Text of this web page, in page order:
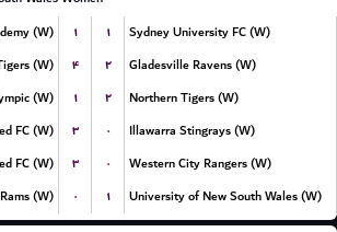
(W)
۱ ۱
Sydney University FC (W)
(W)
۴ ۲
Gladesville Ravens (W)
(W)
۱ ۲
Northern Tigers (W)
FC (W)
۳ ۰
Illawarra Stingrays (W)
FC (W)
۳ ۰
Western City Rangers (W)
(W)
۰ ۱ University of New South Wales (W)